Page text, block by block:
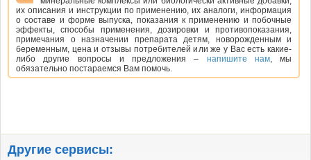
их описания и инструкции по применению, их аналоги, информация
о составе и форме выпуска, показания к применению и побочные
эффекты, способы применения, дозировки и противопоказания,
примечания о назначении препарата детям, новорожденным и
беременным, цена и отзывы потребителей или же у Вас есть какие-
либо другие вопросы и предложения – напишите нам, мы
обязательно постараемся Вам помочь.
Другие сервисы: